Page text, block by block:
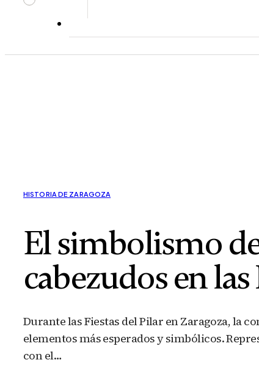
HISTORIA DE ZARAGOZA
El simbolismo
cabezudos en
Durante las Fiestas del Pilar en Zaragoza, la
elementos más esperados y simbólicos.
con el…